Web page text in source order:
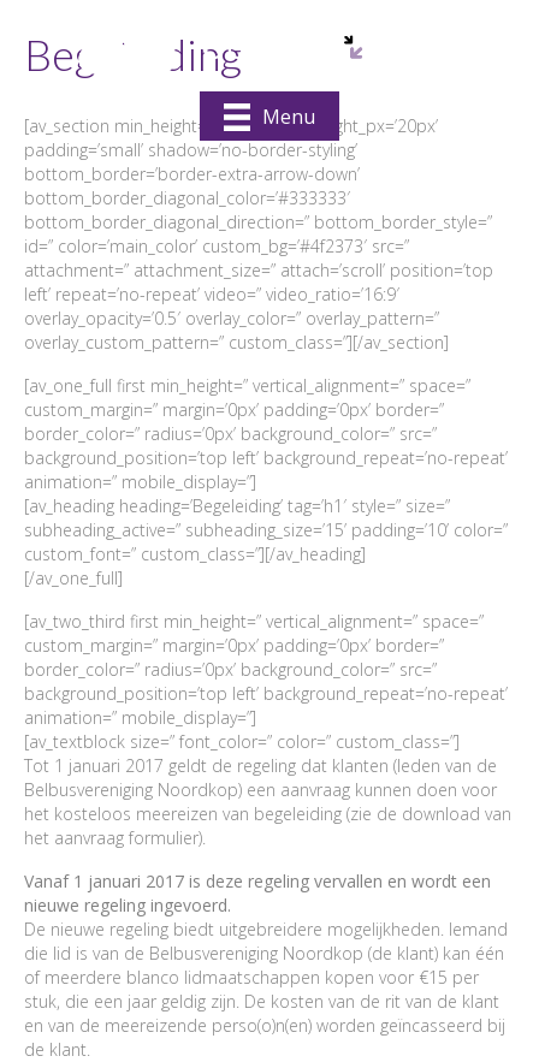
Menu
Begeleiding
[av_section min_height=’custom’ min_height_px=’20px’
padding=’small’ shadow=’no-border-styling’
bottom_border=’border-extra-arrow-down’
bottom_border_diagonal_color=’#333333′
bottom_border_diagonal_direction=” bottom_border_style=”
id=” color=’main_color’ custom_bg=’#4f2373′ src=”
attachment=” attachment_size=” attach=’scroll’ position=’top
left’ repeat=’no-repeat’ video=” video_ratio=’16:9′
overlay_opacity=’0.5′ overlay_color=” overlay_pattern=”
overlay_custom_pattern=” custom_class=”][/av_section]
[av_one_full first min_height=” vertical_alignment=” space=”
custom_margin=” margin=’0px’ padding=’0px’ border=”
border_color=” radius=’0px’ background_color=” src=”
background_position=’top left’ background_repeat=’no-repeat’
animation=” mobile_display=”]
[av_heading heading=’Begeleiding’ tag=’h1′ style=” size=”
subheading_active=” subheading_size=’15’ padding=’10’ color=”
custom_font=” custom_class=”][/av_heading]
[/av_one_full]
[av_two_third first min_height=” vertical_alignment=” space=”
custom_margin=” margin=’0px’ padding=’0px’ border=”
border_color=” radius=’0px’ background_color=” src=”
background_position=’top left’ background_repeat=’no-repeat’
animation=” mobile_display=”]
[av_textblock size=” font_color=” color=” custom_class=”]
Tot 1 januari 2017 geldt de regeling dat klanten (leden van de
Belbusvereniging Noordkop) een aanvraag kunnen doen voor
het kosteloos meereizen van begeleiding (zie de download van
het aanvraag formulier).
Vanaf 1 januari 2017 is deze regeling vervallen en wordt een
nieuwe regeling ingevoerd.
De nieuwe regeling biedt uitgebreidere mogelijkheden. Iemand
die lid is van de Belbusvereniging Noordkop (de klant) kan één
of meerdere blanco lidmaatschappen kopen voor €15 per
stuk, die een jaar geldig zijn. De kosten van de rit van de klant
en van de meereizende perso(o)n(en) worden geïncasseerd bij
de klant.